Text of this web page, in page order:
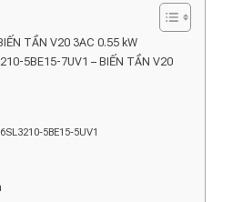
TẦN V20 3AC 0.55 kW
5BE15-7UV1 – BIẾN TẦN V20
5BE15-5UV1